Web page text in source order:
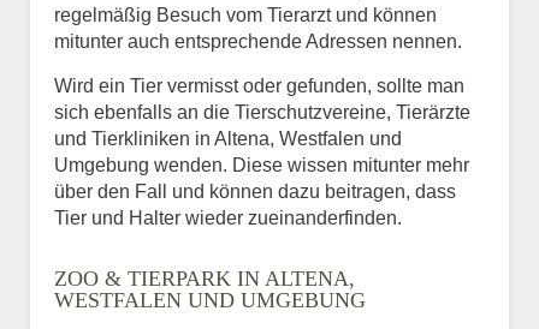
regelmäßig Besuch vom Tierarzt und können
mitunter auch entsprechende Adressen nennen.
Wird ein Tier vermisst oder gefunden, sollte man
sich ebenfalls an die Tierschutzvereine, Tierärzte
und Tierkliniken in Altena, Westfalen und
Umgebung wenden. Diese wissen mitunter mehr
über den Fall und können dazu beitragen, dass
Tier und Halter wieder zueinanderfinden.
ZOO & TIERPARK IN ALTENA,
WESTFALEN UND UMGEBUNG